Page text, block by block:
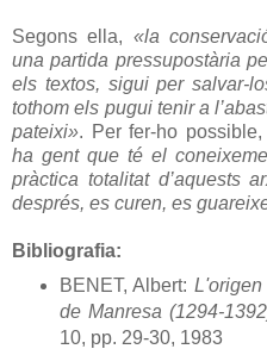
Segons ella, «la
una partida pressupostària
els textos, sigui per salvar-
tothom els pugui tenir a
pateixi». Per fer-ho
ha gent que té el
pràctica totalitat d’aquests
després, es curen, es
Bibliografia:
BENET, Albert:
de Manresa (1294-
10, pp. 29-30, 1983